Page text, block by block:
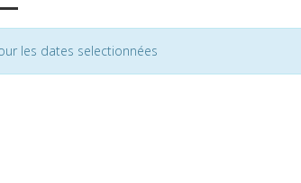
les dates selectionnées